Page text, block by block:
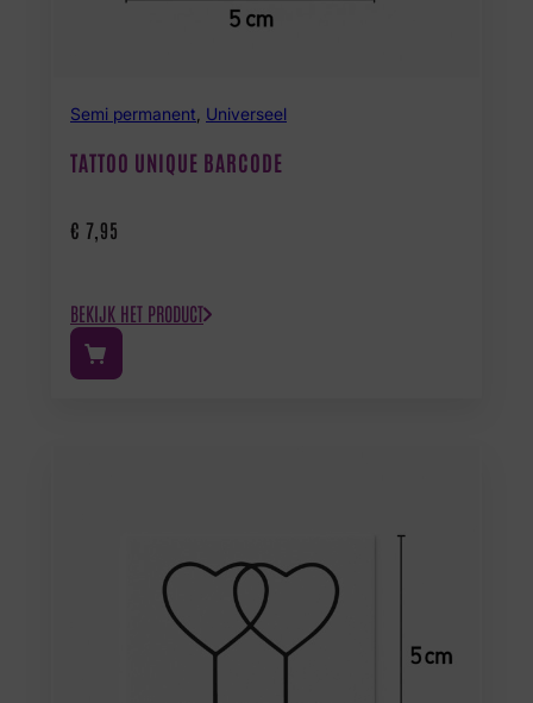
Semi permanent Universeel
TATTOO UNIQUE BARCODE
€ 7,95
BEKIJK HET PRODUCT